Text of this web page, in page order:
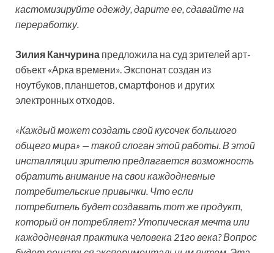
кастомизируйте одежду, дарите ее, сдавайте на
переработку.
Зилия Канчурина предложила на суд зрителей арт-
объект «Арка времени». Экспонат создан из
ноутбуков, планшетов, смартфонов и других
электронных отходов.
«Каждый может создать свой кусочек большого
общего мира» — такой слоган этой работы. В этой
инсталляции зрителю предлагается возможность
обратить внимание на свои каждодневные
потребительские привычки. Что если
потребитель будет создавать тот же продукт,
который он потребляет? Утопическая мечта или
каждодневная практика человека 21го века? Вопрос